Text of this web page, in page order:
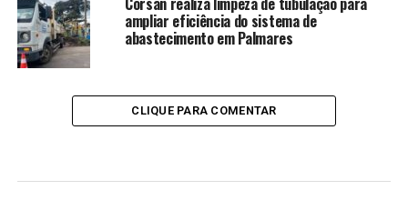
ampliar eficiência do sistema de
abastecimento em Palmares
CLIQUE PARA COMENTAR